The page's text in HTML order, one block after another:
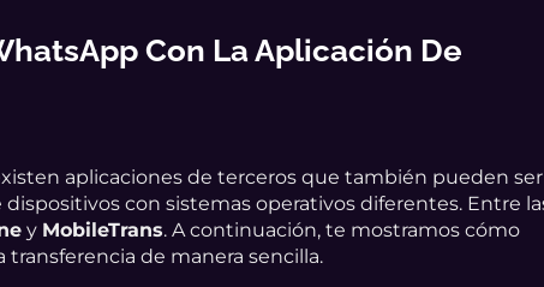
Con La Aplicación De
aplicaciones de terceros que también pueden ser
con sistemas operativos diferentes. Entre
y MobileTrans. A continuación, te mostramos cómo
transferencia de manera sencilla.